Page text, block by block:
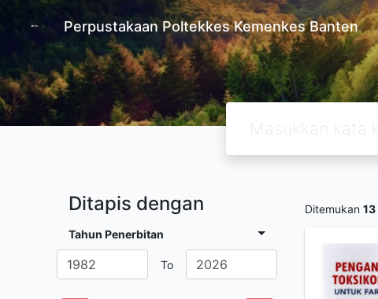
Perpustakaan Poltekkes Kemenkes Banten
Ditapis dengan
Tahun Penerbitan
To
Ditemukan 13